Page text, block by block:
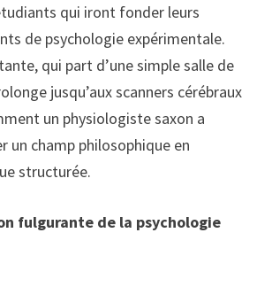
qui iront fonder leurs
de psychologie expérimentale.
qui part d’une simple salle de
jusqu’aux scanners cérébraux
un physiologiste saxon a
un champ philosophique en
structurée.
fulgurante de la psychologie